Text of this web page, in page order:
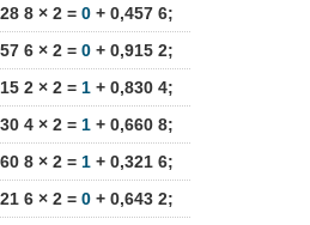
8 × 2 = 0 + 0,457 6;
6 × 2 = 0 + 0,915 2;
2 × 2 = 1 + 0,830 4;
4 × 2 = 1 + 0,660 8;
8 × 2 = 1 + 0,321 6;
6 × 2 = 0 + 0,643 2;